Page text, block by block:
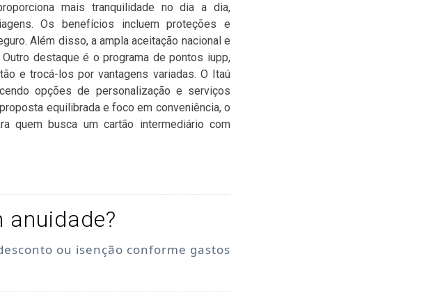
mais tranquilidade no dia a dia,
Os benefícios incluem proteções e
Além disso, a ampla aceitação nacional e
destaque é o programa de pontos iupp,
e trocá-los por vantagens variadas. O Itaú
opções de personalização e serviços
equilibrada e foco em conveniência, o
quem busca um cartão intermediário com
ou isenção conforme gastos